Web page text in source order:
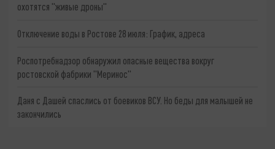
охотятся "живые дроны"
Отключение воды в Ростове 28 июля: График, адреса
Роспотребнадзор обнаружил опасные вещества вокруг
ростовской фабрики "Меринос"
Даня с Дашей спаслись от боевиков ВСУ. Но беды для малышей не
закончились